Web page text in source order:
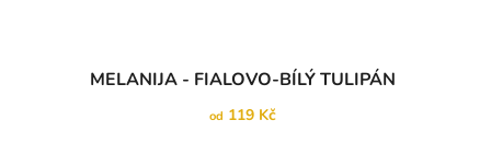
MELANIJA - FIALOVO-BÍLÝ TULIPÁN
od 119 Kč